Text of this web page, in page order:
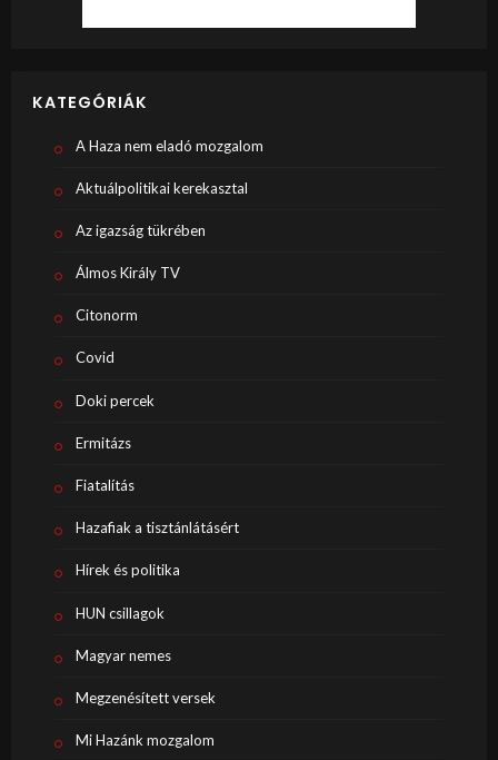
KATEGÓRIÁK
A Haza nem eladó mozgalom
Aktuálpolitikai kerekasztal
Az igazság tükrében
Álmos Király TV
Citonorm
Covid
Doki percek
Ermitázs
Fiatalítás
Hazafiak a tisztánlátásért
Hírek és politika
HUN csillagok
Magyar nemes
Megzenésített versek
Mi Hazánk mozgalom